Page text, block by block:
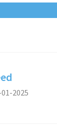
2025